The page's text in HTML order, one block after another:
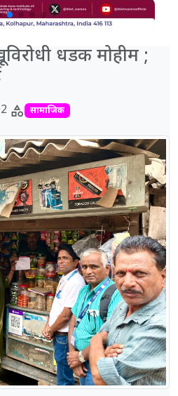
धडक मोहीम ;
category सामाजिक